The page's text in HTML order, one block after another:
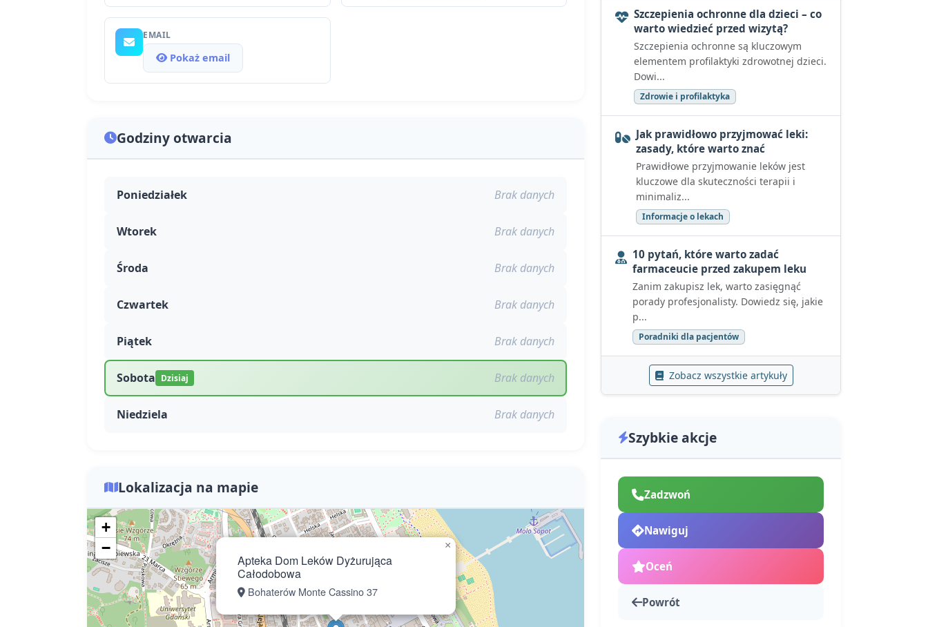
EMAIL
Pokaż email
Godziny otwarcia
Poniedziałek Brak danych
Wtorek Brak danych
Środa Brak danych
Czwartek Brak danych
Piątek Brak danych
Sobota Dzisiaj Brak danych
Niedziela Brak danych
Lokalizacja na mapie
Apteka Dom Leków Dyżurująca
Całodobowa
Bohaterów Monte Cassino 37
×
+
−
Szczepienia ochronne dla dzieci – co
warto wiedzieć przed wizytą?
Szczepienia ochronne są kluczowym
elementem profilaktyki zdrowotnej dzieci.
Dowi...
Zdrowie i profilaktyka
Jak prawidłowo przyjmować leki:
zasady, które warto znać
Prawidłowe przyjmowanie leków jest
kluczowe dla skuteczności terapii i
minimaliz...
Informacje o lekach
10 pytań, które warto zadać
farmaceucie przed zakupem leku
Zanim zakupisz lek, warto zasięgnąć
porady profesjonalisty. Dowiedz się, jakie
p...
Poradniki dla pacjentów
Zobacz wszystkie artykuły
Szybkie akcje
Zadzwoń
Nawiguj
Oceń
Powrót